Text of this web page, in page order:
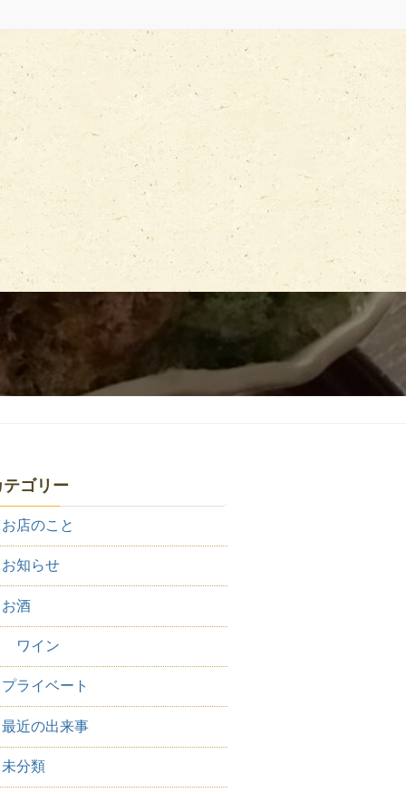
テゴリー
お店のこと
お知らせ
お酒
ワイン
プライベート
最近の出来事
未分類